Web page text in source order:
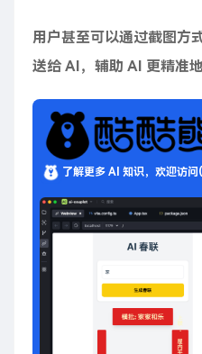
用户甚至可以通过截图方
送给 AI，辅助 AI 更精准
了解更多 AI 知识，欢迎访